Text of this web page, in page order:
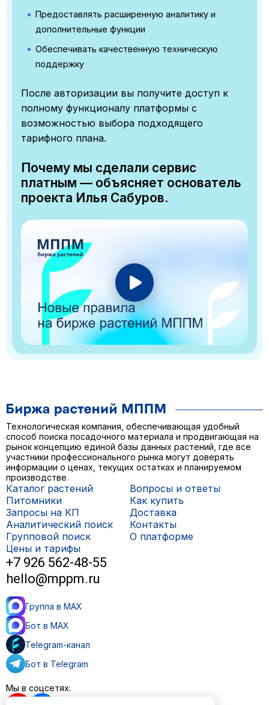
Предоставлять расширенную аналитику и
дополнительные функции
Обеспечивать качественную техническую
поддержку
После авторизации вы получите доступ к
полному функционалу платформы с
возможностью выбора подходящего
тарифного плана.
Почему мы сделали сервис
платным — объясняет основатель
проекта Илья Сабуров.
Технологическая компания, обеспечивающая удобный
способ поиска посадочного материала и продвигающая на
рынок концепцию единой базы данных растений, где все
участники профессионального рынка могут доверять
информации о ценах, текущих остатках и планируемом
производстве.
Каталог растений
Питомники
Запросы на КП
Аналитический поиск
Групповой поиск
Цены и тарифы
Вопросы и ответы
Как купить
Доставка
Контакты
О платформе
+7 926 562-48-55
hello@mppm.ru
Группа в MAX
Бот в MAX
Telegram-канал
Бот в Telegram
Мы в соцсетях: